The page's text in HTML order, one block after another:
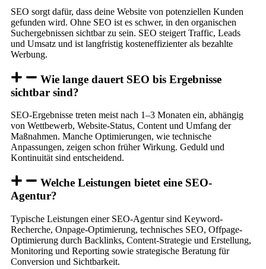
SEO sorgt dafür, dass deine Website von potenziellen Kunden
gefunden wird. Ohne SEO ist es schwer, in den organischen
Suchergebnissen sichtbar zu sein. SEO steigert Traffic, Leads
und Umsatz und ist langfristig kosteneffizienter als bezahlte
Werbung.
Wie lange dauert SEO bis Ergebnisse
sichtbar sind?
SEO-Ergebnisse treten meist nach 1–3 Monaten ein, abhängig
von Wettbewerb, Website-Status, Content und Umfang der
Maßnahmen. Manche Optimierungen, wie technische
Anpassungen, zeigen schon früher Wirkung. Geduld und
Kontinuität sind entscheidend.
Welche Leistungen bietet eine SEO-
Agentur?
Typische Leistungen einer SEO-Agentur sind Keyword-
Recherche, Onpage-Optimierung, technisches SEO, Offpage-
Optimierung durch Backlinks, Content-Strategie und Erstellung,
Monitoring und Reporting sowie strategische Beratung für
Conversion und Sichtbarkeit.